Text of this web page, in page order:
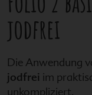
jodfrei
Die Anwendung
jodfrei im
unkompliziert.